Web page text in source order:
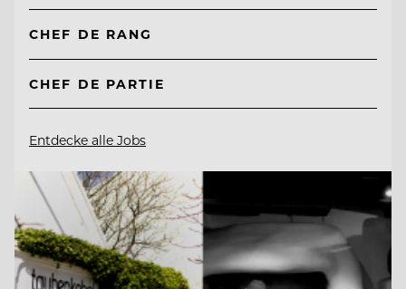
CHEF DE RANG
CHEF DE PARTIE
Entdecke alle Jobs